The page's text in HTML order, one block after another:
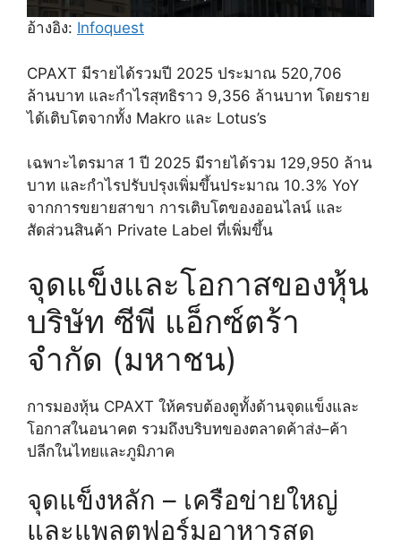
อ้างอิง: Infoquest
CPAXT มีรายได้รวมปี 2025 ประมาณ 520,706
ล้านบาท และกำไรสุทธิราว 9,356 ล้านบาท โดยราย
ได้เติบโตจากทั้ง Makro และ Lotus’s
เฉพาะไตรมาส 1 ปี 2025 มีรายได้รวม 129,950 ล้าน
บาท และกำไรปรับปรุงเพิ่มขึ้นประมาณ 10.3% YoY
จากการขยายสาขา การเติบโตของออนไลน์ และ
สัดส่วนสินค้า Private Label ที่เพิ่มขึ้น
จุดแข็งและโอกาสของหุ้น
บริษัท ซีพี แอ็กซ์ตร้า
จำกัด (มหาชน)
การมองหุ้น CPAXT ให้ครบต้องดูทั้งด้านจุดแข็งและ
โอกาสในอนาคต รวมถึงบริบทของตลาดค้าส่ง–ค้า
ปลีกในไทยและภูมิภาค
จุดแข็งหลัก – เครือข่ายใหญ่
และแพลตฟอร์มอาหารสด